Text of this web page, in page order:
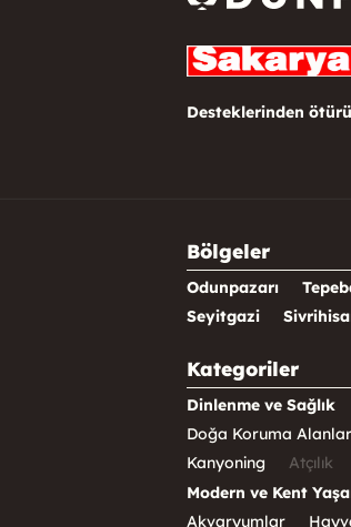
Desteklerinden
Bölgeler
Odunpazarı
Seyitgazi
Kategoriler
Dinlenme ve Sağlık
Doğa Koruma
Kanyoning
Atçılık
Modern ve Kent
Akvaryumlar